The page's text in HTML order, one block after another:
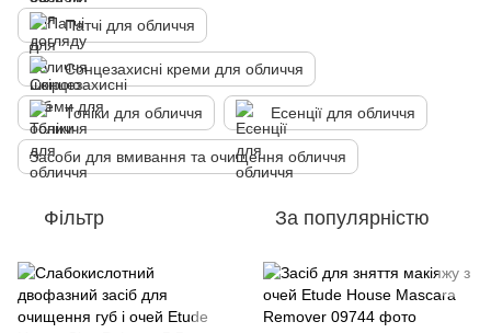
Патчі для обличчя
Сонцезахисні креми для обличчя
Тоніки для обличчя Есенції для обличчя
Засоби для вмивання та очищення обличчя
Фільтр За популярністю